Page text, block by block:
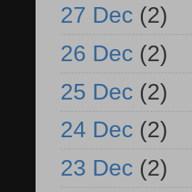
27 Dec (2)
26 Dec (2)
25 Dec (2)
24 Dec (2)
23 Dec (2)